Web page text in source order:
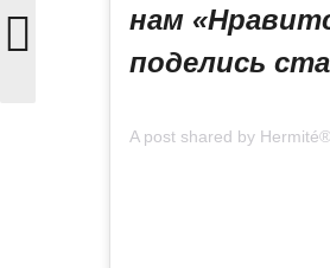
нам
поделись
A post shared by